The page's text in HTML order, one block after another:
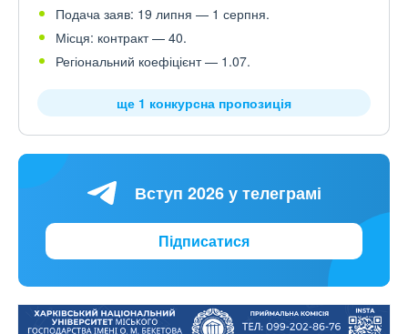
Подача заяв: 19 липня — 1 серпня.
Місця: контракт — 40.
Регіональний коефіцієнт — 1.07.
ще 1 конкурсна пропозиція
Вступ 2026 у телеграмі
Підписатися